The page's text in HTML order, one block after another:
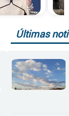
Últimas